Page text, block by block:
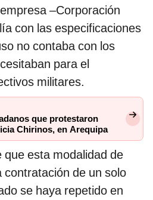
–Corporación
con las especificaciones
no contaba con los
para el
militares.
que protestaron
Chirinos, en Arequipa
esta modalidad de
de un solo
se haya repetido en